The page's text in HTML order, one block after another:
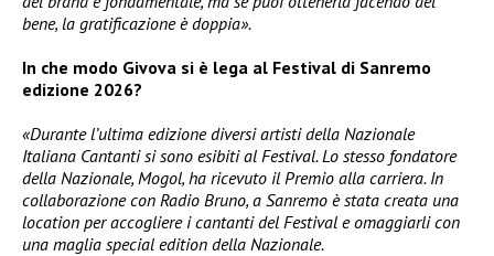
bene, la gratificazione è doppia».
In che modo Givova si è lega al Festival di Sanremo
edizione 2026?
«Durante l’ultima edizione diversi artisti della Nazionale
Italiana Cantanti si sono esibiti al Festival. Lo stesso fondatore
della Nazionale, Mogol, ha ricevuto il Premio alla carriera. In
collaborazione con Radio Bruno, a Sanremo è stata creata una
location per accogliere i cantanti del Festival e omaggiarli con
una maglia special edition della Nazionale.